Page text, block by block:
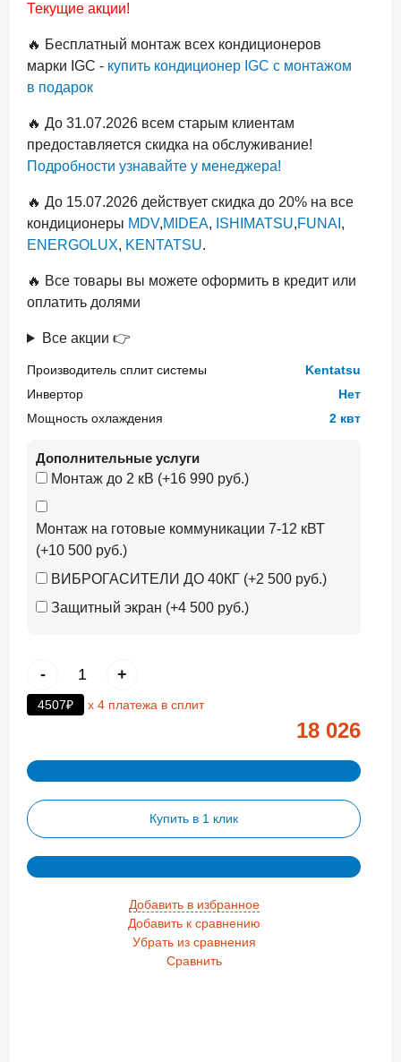
Текущие акции!
🔥 Бесплатный монтаж всех кондиционеров
марки IGC - купить кондиционер IGC с монтажом
в подарок
🔥 До 31.07.2026 всем старым клиентам
предоставляется скидка на обслуживание!
Подробности узнавайте у менеджера!
🔥 До 15.07.2026 действует скидка до 20% на все
кондиционеры MDV,MIDEA, ISHIMATSU,FUNAI ,
ENERGOLUX, KENTATSU.
🔥 Все товары вы можете оформить в кредит или
оплатить долями
Все акции 👉
Производитель сплит системы
Kentatsu
Инвертор
Нет
Мощность охлаждения
2 квт
Дополнительные услуги
Монтаж до 2 кВ (+16 990 руб.)
Монтаж на готовые коммуникации 7-12 кВТ
(+10 500 руб.)
ВИБРОГАСИТЕЛИ ДО 40КГ (+2 500 руб.)
Защитный экран (+4 500 руб.)
- +
4507₽ х 4 платежа в сплит
18 026
Купить в 1 клик
Добавить в избранное
Добавить к сравнению
Убрать из сравнения
Сравнить